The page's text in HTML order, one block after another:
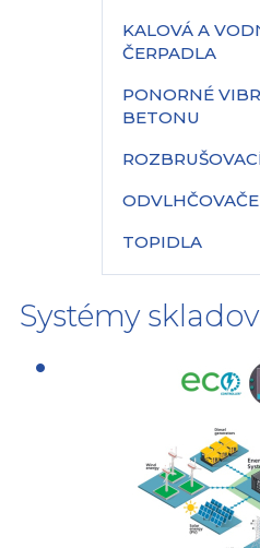
KALOVÁ A
ČERPADLA
PONORNÉ
BETONU
TOPIDLA
Systémy